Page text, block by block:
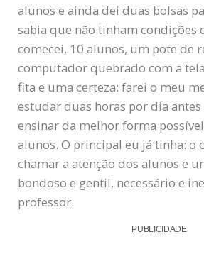
alunos e ainda dei duas bolsas
sabia que não tinham condições
comecei, 10 alunos, um pote de
computador quebrado com a
fita e uma certeza: farei o meu
estudar duas horas por dia antes
ensinar da melhor forma possível
alunos. O principal eu já tinha: o
chamar a atenção dos alunos e
bondoso e gentil, necessário e
professor.
PUBLICIDADE